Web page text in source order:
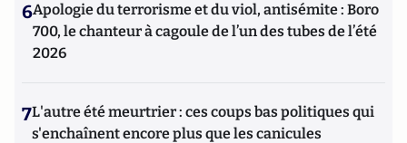
6Apologie du terrorisme et du viol, antisémite : Boro
700, le chanteur à cagoule de l’un des tubes de l’été
2026
7L'autre été meurtrier : ces coups bas politiques qui
s'enchaînent encore plus que les canicules